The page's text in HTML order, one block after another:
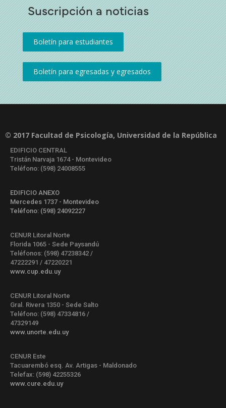
Suscripción a noticias
© 2017 Facultad de Psicología, Universidad de la República
EDIFICIO CENTRAL
Tristán Narvaja 1674 - Montevideo
Teléfono: (598) 24008555
EDIFICIO ANEXO
Mercedes 1737 - Montevideo
Teléfono: (598) 24092227
CENUR Litoral Norte
Florida 1065 - Sede Paysandú
Teléfonos: (598) 47238342 /
47222291 / 47220221
www.cup.edu.uy
CENUR Litoral Norte
Gral. Rivera 1350 - Sede Salto
Teléfono: (598) 47334816 /
47329149
www.unorte.edu.uy
CENUR Este
Tacuarembó esq. Av. Artigas - Maldonado
Telefax: (598) 42255326
www.cure.edu.uy